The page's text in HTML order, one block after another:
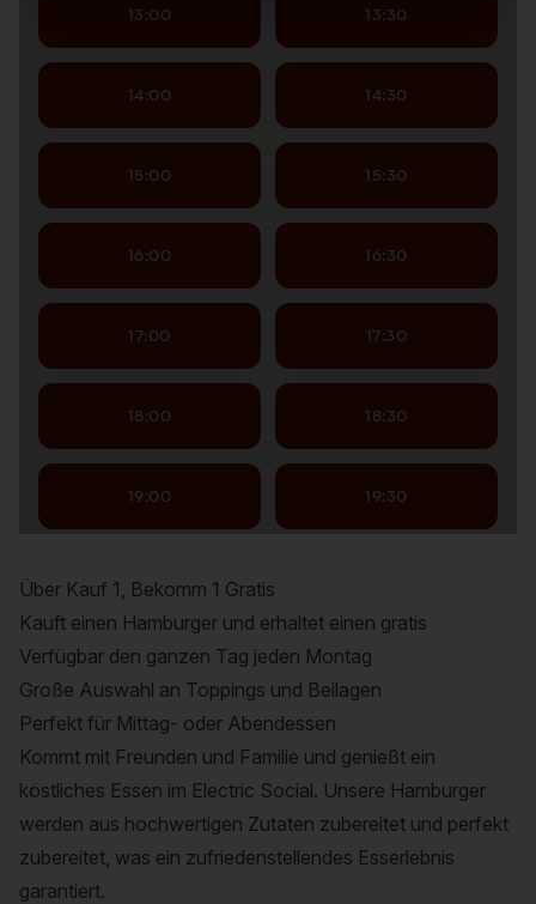
Über Kauf 1, Bekomm 1 Gratis
Kauft einen Hamburger und erhaltet einen gratis
Verfügbar den ganzen Tag jeden Montag
Große Auswahl an Toppings und Beilagen
Perfekt für Mittag- oder Abendessen
Kommt mit Freunden und Familie und genießt ein
köstliches Essen im Electric Social. Unsere Hamburger
werden aus hochwertigen Zutaten zubereitet und perfekt
zubereitet, was ein zufriedenstellendes Esserlebnis
garantiert.